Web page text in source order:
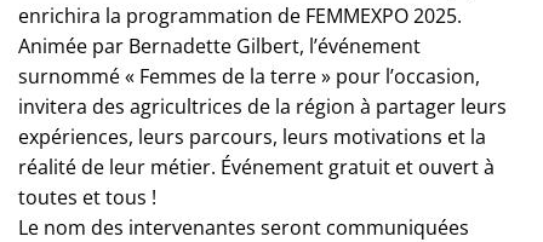
enrichira la programmation de FEMMEXPO 2025.
Animée par Bernadette Gilbert, l’événement
surnommé « Femmes de la terre » pour l’occasion,
invitera des agricultrices de la région à partager leurs
expériences, leurs parcours, leurs motivations et la
réalité de leur métier. Événement gratuit et ouvert à
toutes et tous !
Le nom des intervenantes seront communiquées